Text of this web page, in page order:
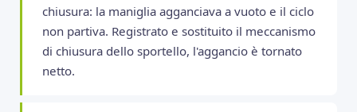
chiusura: la maniglia agganciava a vuoto e il ciclo
non partiva. Registrato e sostituito il meccanismo
di chiusura dello sportello, l'aggancio è tornato
netto.